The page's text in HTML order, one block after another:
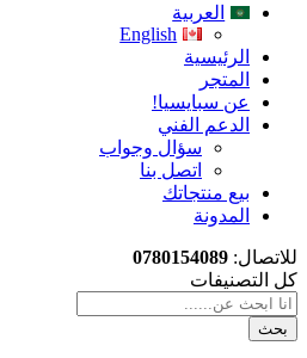
العربية
English
الرئيسية
المتجر
عن سبايسيا!
الدعم الفني
سؤال وجواب
اتصل بنا
بيع منتجاتك
المدونة
للاتصال: 0780154089
كل التصنيفات
بحث